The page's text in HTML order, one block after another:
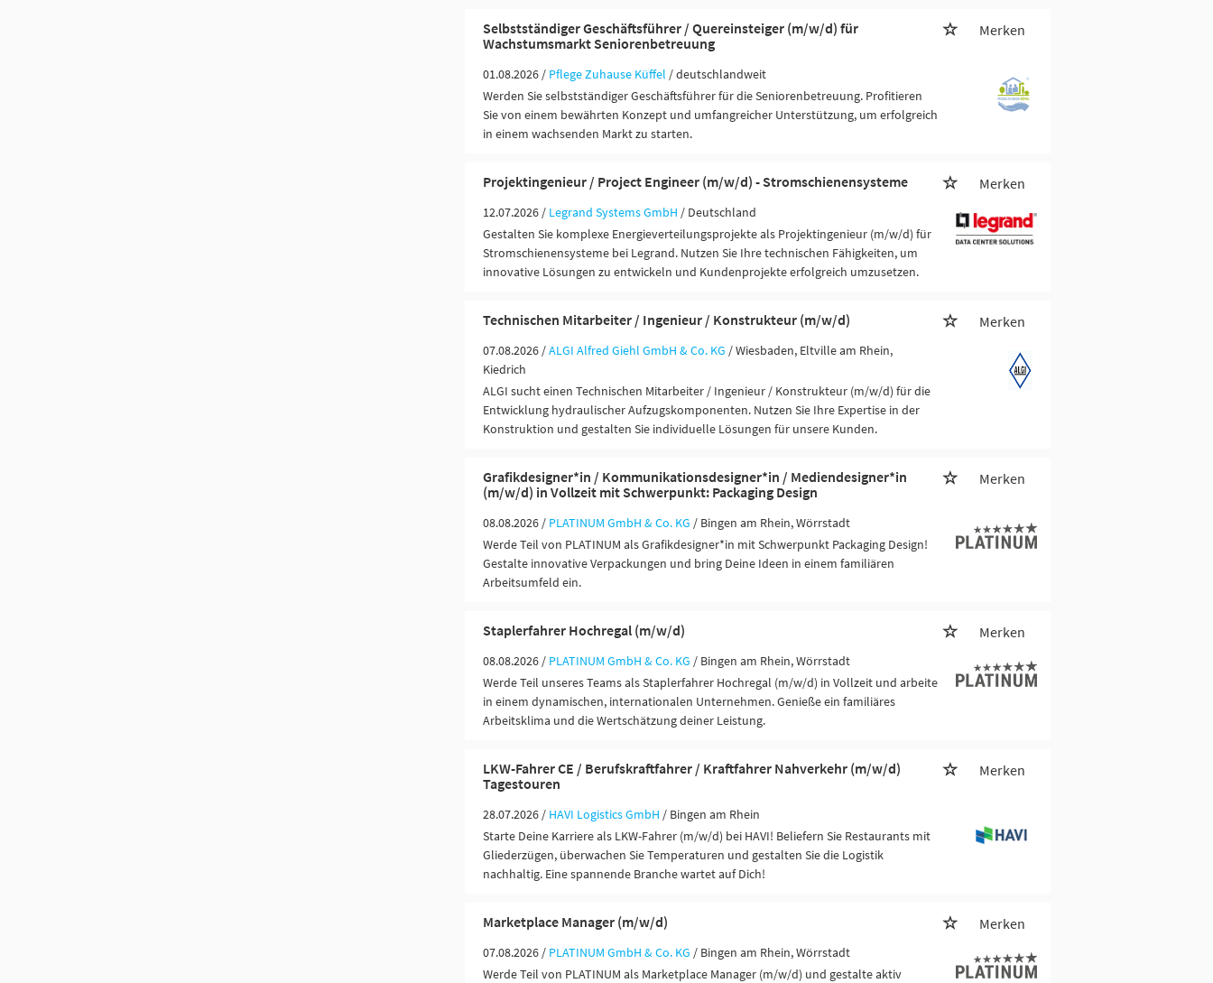
Selbstständiger Geschäftsführer / Quereinsteiger (m/w/d) für
Wachstumsmarkt Seniorenbetreuung
Merken
01.08.2026 / Pflege Zuhause Küffel / deutschlandweit
Werden Sie selbstständiger Geschäftsführer für die Seniorenbetreuung. Profitieren
Sie von einem bewährten Konzept und umfangreicher Unterstützung, um erfolgreich
in einem wachsenden Markt zu starten.
Projektingenieur / Project Engineer (m/w/d) - Stromschienensysteme Merken
12.07.2026 / Legrand Systems GmbH / Deutschland
Gestalten Sie komplexe Energieverteilungsprojekte als Projektingenieur (m/w/d) für
Stromschienensysteme bei Legrand. Nutzen Sie Ihre technischen Fähigkeiten, um
innovative Lösungen zu entwickeln und Kundenprojekte erfolgreich umzusetzen.
Technischen Mitarbeiter / Ingenieur / Konstrukteur (m/w/d) Merken
07.08.2026 /ALGI Alfred Giehl GmbH & Co. KG / Wiesbaden, Eltville am Rhein,
Kiedrich
ALGI sucht einen Technischen Mitarbeiter / Ingenieur / Konstrukteur (m/w/d) für die
Entwicklung hydraulischer Aufzugskomponenten. Nutzen Sie Ihre Expertise in der
Konstruktion und gestalten Sie individuelle Lösungen für unsere Kunden.
Grafikdesigner*in / Kommunikationsdesigner*in / Mediendesigner*in
(m/w/d) in Vollzeit mit Schwerpunkt: Packaging Design
Merken
08.08.2026 / PLATINUM GmbH & Co. KG / Bingen am Rhein, Wörrstadt
Werde Teil von PLATINUM als Grafikdesigner*in mit Schwerpunkt Packaging Design!
Gestalte innovative Verpackungen und bring Deine Ideen in einem familiären
Arbeitsumfeld ein.
Staplerfahrer Hochregal (m/w/d) Merken
08.08.2026 / PLATINUM GmbH & Co. KG / Bingen am Rhein, Wörrstadt
Werde Teil unseres Teams als Staplerfahrer Hochregal (m/w/d) in Vollzeit und arbeite
in einem dynamischen, internationalen Unternehmen. Genieße ein familiäres
Arbeitsklima und die Wertschätzung deiner Leistung.
LKW-Fahrer CE / Berufskraftfahrer / Kraftfahrer Nahverkehr (m/w/d)
Tagestouren
Merken
28.07.2026 / HAVI Logistics GmbH / Bingen am Rhein
Starte Deine Karriere als LKW-Fahrer (m/w/d) bei HAVI! Beliefern Sie Restaurants mit
Gliederzügen, überwachen Sie Temperaturen und gestalten Sie die Logistik
nachhaltig. Eine spannende Branche wartet auf Dich!
Marketplace Manager (m/w/d) Merken
07.08.2026 / PLATINUM GmbH & Co. KG / Bingen am Rhein, Wörrstadt
Werde Teil von PLATINUM als Marketplace Manager (m/w/d) und gestalte aktiv